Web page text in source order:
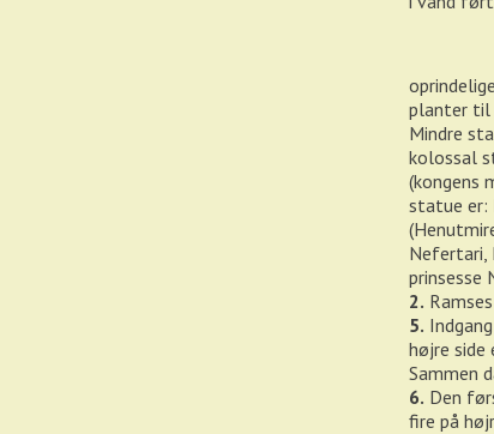
planter til
Mindre
kolossal
(kongens
statue er:
Nefertari,
prinsesse
2.
5.
højre side
Sammen
6. Den
fire på